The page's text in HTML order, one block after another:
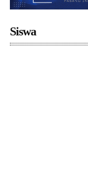
Siswa